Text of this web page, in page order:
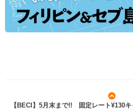
【BECI】5月末まで!! 固定レート¥130